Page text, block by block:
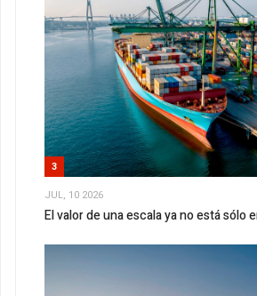
3
JUL, 10 2026
El valor de una escala ya no está sólo